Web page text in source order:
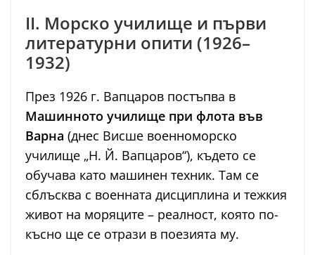
II. Морско училище и първи
литературни опити (1926–
1932)
През 1926 г. Вапцаров постъпва в
Машинното училище при флота във
Варна (днес Висше военноморско
училище „Н. Й. Вапцаров“), където се
обучава като машинен техник. Там се
сблъсква с военната дисциплина и тежкия
живот на моряците – реалност, която по-
късно ще се отрази в поезията му.